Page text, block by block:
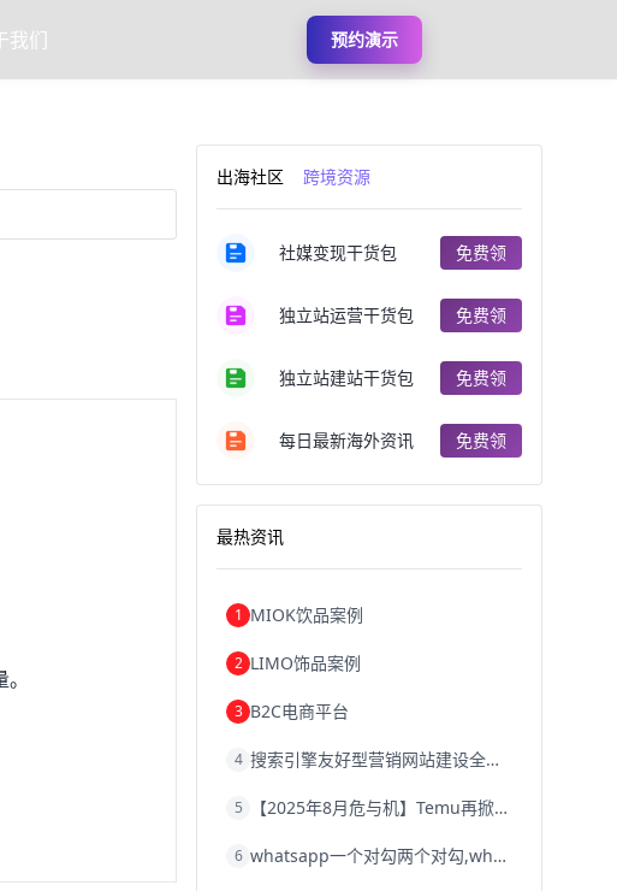
我们 预约演示
出海社区 跨境资源
社媒变现干货包 免费领
独立站运营干货包 免费领
独立站建站干货包 免费领
每日最新海外资讯 免费领
最热资讯
1 MIOK饮品案例
2 LIMO饰品案例
3 B2C电商平台
4 搜索引擎友好型营销网站建设全攻略
5 【2025年8月危与机】Temu再掀封店风暴，独立站才是跨境卖家的避险通道
6 whatsapp一个对勾两个对勾,whatsapp对勾代表什么意思